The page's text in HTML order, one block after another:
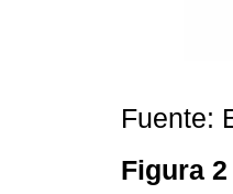
Fuente:
Figura 2